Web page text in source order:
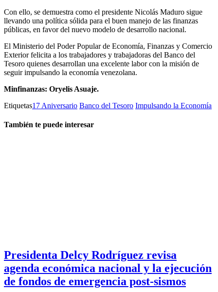
Con ello, se demuestra como el presidente Nicolás Maduro sigue
llevando una política sólida para el buen manejo de las finanzas
públicas, en favor del nuevo modelo de desarrollo nacional.
El Ministerio del Poder Popular de Economía, Finanzas y Comercio
Exterior felicita a los trabajadores y trabajadoras del Banco del
Tesoro quienes desarrollan una excelente labor con la misión de
seguir impulsando la economía venezolana.
Minfinanzas: Oryelis Asuaje.
Etiquetas17 Aniversario Banco del Tesoro Impulsando la Economía
También te puede interesar
Presidenta Delcy Rodríguez revisa
agenda económica nacional y la ejecución
de fondos de emergencia post-sismos